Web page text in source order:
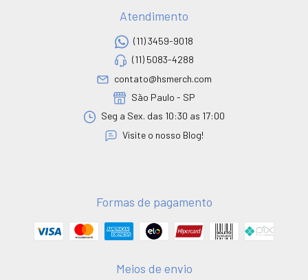
Atendimento
(11) 3459-9018
(11) 5083-4288
contato@hsmerch.com
São Paulo - SP
Seg a Sex. das 10:30 as 17:00
Visite o nosso Blog!
Formas de pagamento
Meios de envio